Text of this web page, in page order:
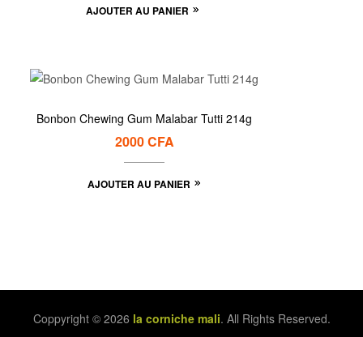
AJOUTER AU PANIER
Bonbon Chewing Gum Malabar Tutti 214g
2000CFA
AJOUTER AU PANIER
Coppyright © 2026 la corniche mali. All Rights Reserved.